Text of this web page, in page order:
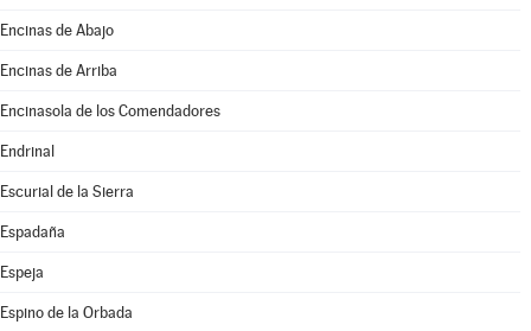
Encinas de Abajo
Encinas de Arriba
Encinasola de los Comendadores
Endrinal
Escurial de la Sierra
Espadaña
Espeja
Espino de la Orbada